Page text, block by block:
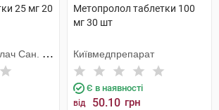
25 мг 20
Сан. Ве
Метопролол таблетки 100
мг 30 шт
Київмедпрепарат
Є в наявності
від 50.10 грн